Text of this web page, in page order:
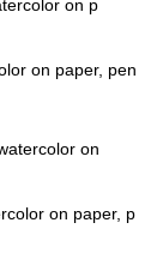
on paper, pen
on paper, p